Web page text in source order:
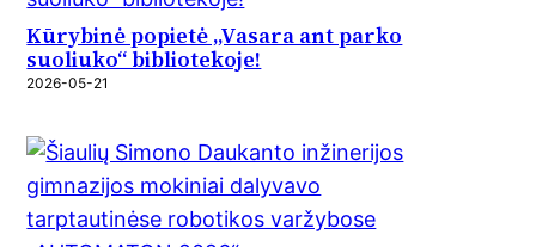
Kūrybinė popietė „Vasara ant parko
suoliuko“ bibliotekoje!
2026-05-21